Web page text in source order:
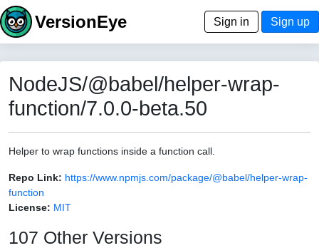
VersionEye Sign in Sign up
NodeJS/@babel/helper-wrap-
function/7.0.0-beta.50
Helper to wrap functions inside a function call.
Repo Link: https://www.npmjs.com/package/@babel/helper-wrap-
function
License: MIT
107 Other Versions